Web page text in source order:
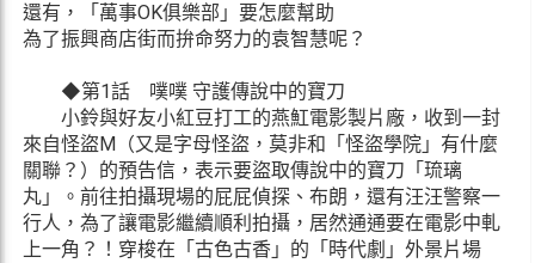
還有，「萬事OK俱樂部」要怎麼幫助
為了振興商店街而拚命努力的袁智慧呢？
◆第1話 噗噗 守護傳說中的寶刀
小鈴與好友小紅豆打工的燕魟電影製片廠，收到一封
來自怪盜M（又是字母怪盜，莫非和「怪盜學院」有什麼
關聯？）的預告信，表示要盜取傳說中的寶刀「琉璃
丸」。前往拍攝現場的屁屁偵探、布朗，還有汪汪警察一
行人，為了讓電影繼續順利拍攝，居然通通要在電影中軋
上一角？！穿梭在「古色古香」的「時代劇」外景片場